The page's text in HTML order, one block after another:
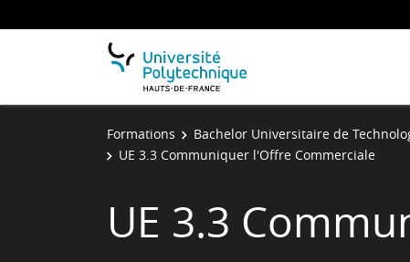
Formations Bachelor Universitaire de
UE 3.3 Communiquer l'Offre Commerciale
UE 3.3